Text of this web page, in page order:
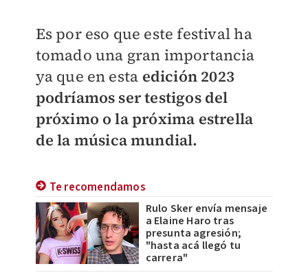
Es por eso que este festival ha
tomado una gran importancia
ya que en esta edición 2023
podríamos ser testigos del
próximo o la próxima estrella
de la música mundial.
Te recomendamos
Rulo Sker envía mensaje
a Elaine Haro tras
presunta agresión;
"hasta acá llegó tu
carrera"